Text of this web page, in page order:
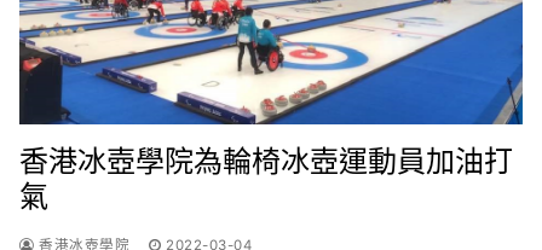
香港冰壺學院為輪椅冰壺運動員加油打
氣
香港冰壺學院 2022-03-04